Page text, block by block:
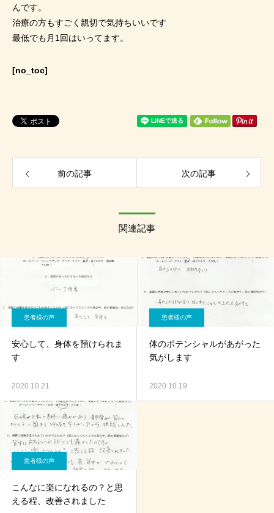
んです。
治療の方もすごく親切で気持ちいいです
最低でも月1回はいってます。
[no_toc]
前の記事 次の記事
関連記事
患者様の声
安心して、身体を預けられま
す
2020.10.21
患者様の声
体のポテンシャルがあがった
気がします
2020.10.19
患者様の声
こんなに楽になれるの？と思
える程、改善されました